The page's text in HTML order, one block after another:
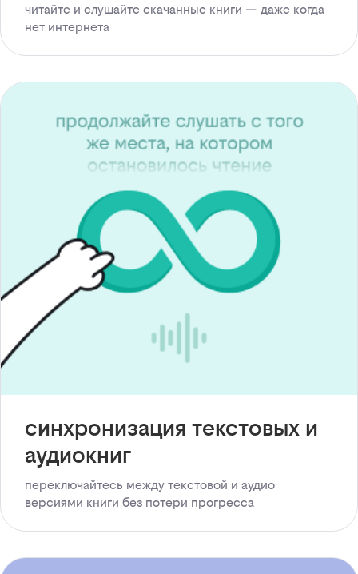
читайте и слушайте скачанные книги — даже когда
нет интернета
синхронизация текстовых и
аудиокниг
переключайтесь между текстовой и аудио
версиями книги без потери прогресса